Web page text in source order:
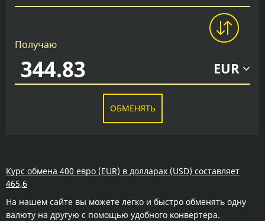
Получаю
EUR
ОБМЕНЯТЬ
Курс обмена 400 евро (EUR) в долларах (USD) составляет
465,6
На нашем сайте вы можете легко и быстро обменять одну
валюту на другую с помощью удобного конвертера.